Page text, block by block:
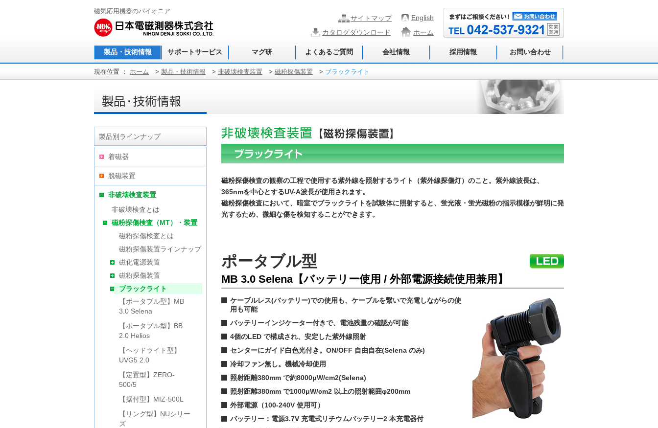
磁気応用機器のパイオニア
English
サイトマップ
ホーム
カタログダウンロード
製品・技術情報 サポートサービス マグ研 よくあるご質問 会社情報 採用情報 お問い合わせ
現在位置 ： ホーム > 製品・技術情報 > 非破壊検査装置 > 磁粉探傷装置 > ブラックライト
製品別ラインナップ
着磁器
脱磁装置
非破壊検査装置
非破壊検査とは
磁粉探傷検査（MT）・装置
磁粉探傷検査とは
磁粉探傷装置ラインナップ
磁化電源装置
磁粉探傷装置
ブラックライト
【ポータブル型】MB
3.0 Selena
【ポータブル型】BB
2.0 Helios
【ヘッドライト型】
UVG5 2.0
【定置型】ZERO-
500/5
【据付型】MIZ-500L
【リング型】NUシリー
ズ
磁粉探傷検査の観察の工程で使用する紫外線を照射するライト（紫外線探傷灯）のこと。紫外線波長は、
365nmを中心とするUV-A波長が使用されます。
磁粉探傷検査において、暗室でブラックライトを試験体に照射すると、蛍光液・蛍光磁粉の指示模様が鮮明に発
光するため、微細な傷を検知することができます。
ポータブル型
MB 3.0 Selena【バッテリー使用 / 外部電源接続使用兼用】
ケーブルレス(バッテリー)での使用も、ケーブルを繋いで充電しながらの使
用も可能
バッテリーインジケーター付きで、電池残量の確認が可能
4個のLED で構成され、安定した紫外線照射
センターにガイド白色光付き。ON/OFF 自由自在(Selena のみ)
冷却ファン無し。機械冷却使用
照射距離380mm で約8000μW/cm2(Selena)
照射距離380mm で1000μW/cm2 以上の照射範囲φ200mm
外部電源（100-240V 使用可）
バッテリー：電源3.7V 充電式リチウムバッテリー2 本充電器付